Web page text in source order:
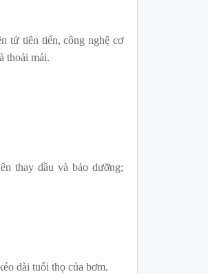
tử tiên tiến, công nghệ cơ
thoải mái.
thay dầu và bảo dưỡng;
dài tuổi thọ của bơm.